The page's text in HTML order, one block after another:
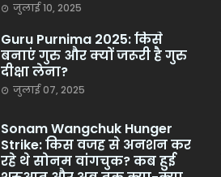
जुलाई 10, 2025
Guru Purnima 2025: किसे
बनाएं गुरु और क्यों जरूरी है गुरु
दीक्षा लेना?
जुलाई 07, 2025
Sonam Wangchuk Hunger
Strike: किस वजह से अनशन कर
रहे थे सोनम वांगचुक? कब हुई